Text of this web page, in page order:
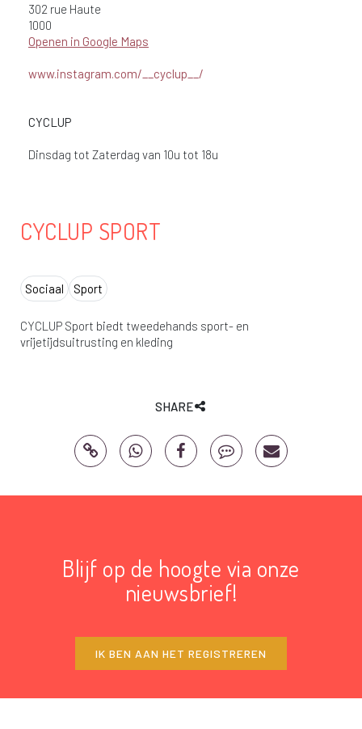
302 rue Haute
1000
Openen in Google Maps
www.instagram.com/__cyclup__/
CYCLUP
Dinsdag tot Zaterdag van 10u tot 18u
CYCLUP SPORT
Sociaal Sport
CYCLUP Sport biedt tweedehands sport- en
vrijetijdsuitrusting en kleding
SHARE
Blijf op de hoogte via onze
nieuwsbrief!
IK BEN AAN HET REGISTREREN